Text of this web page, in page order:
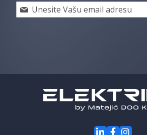
Prijavi
se
akcije